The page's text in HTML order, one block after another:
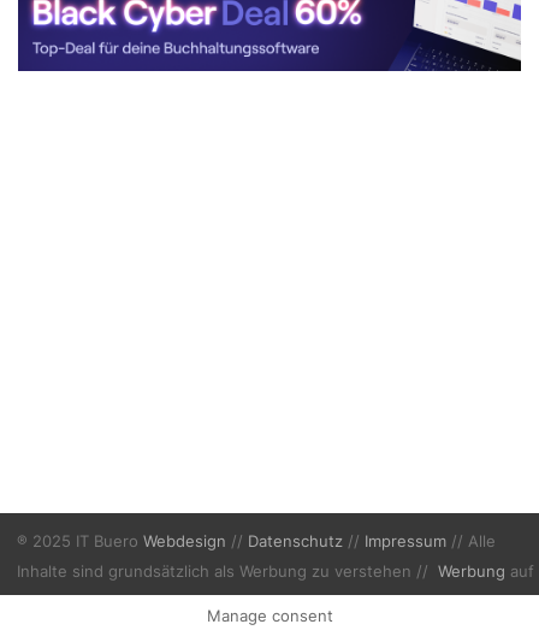
® 2025 IT Buero Webdesign // Datenschutz // Impressum // Alle
Inhalte sind grundsätzlich als Werbung zu verstehen // Werbung auf
Finafix.com
Manage consent